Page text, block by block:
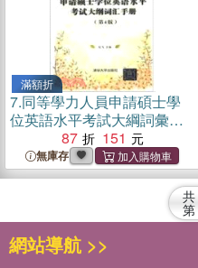
滿額折
7.同等學力人員申請碩士學
位英語水平考試大綱詞彙手
冊(第4版)（簡體書）
87 151
無庫存
共
第
網站導航 >>